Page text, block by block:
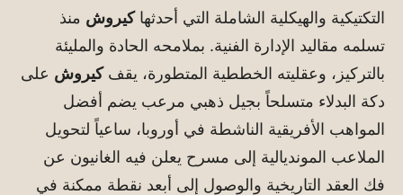
التكتيكية والهيكلية الشاملة التي أحدثهاكيروش منذ
تسلمه مقاليد الإدارة الفنية. بملامحه الحادة والمليئة
بالتركيز، وعقليته الخططية المتطورة، يقفكيروش على
دكة البدلاء متسلحاً بجيل ذهبي مرعب يضم أفضل
المواهب الأفريقية الناشطة في أوروبا، ساعياً لتحويل
الملاعب المونديالية إلى مسرح يعلن فيه الغانيون عن
فك العقد التاريخية والوصول إلى أبعد نقطة ممكنة في